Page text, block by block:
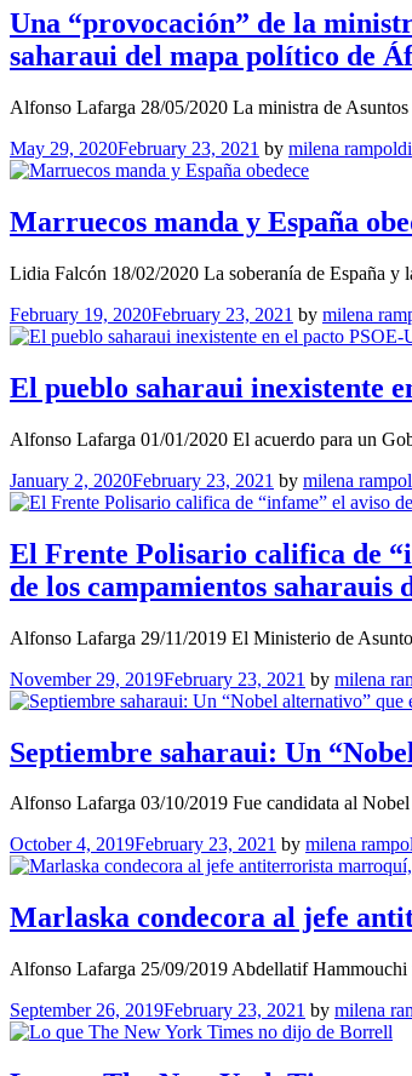
Una “provocación” de la
saharaui del mapa político de
Alfonso Lafarga 28/05/2020 La ministra de
May 29, 2020February 23, 2021 by milena rampoldi
Marruecos manda y España
Lidia Falcón 18/02/2020 La soberanía de España y
February 19, 2020February 23, 2021 by milena
El pueblo saharaui inexistente
Alfonso Lafarga 01/01/2020 El acuerdo para un
January 2, 2020February 23, 2021 by milena
El Frente Polisario califica de
de los campamientos saharauis
Alfonso Lafarga 29/11/2019 El Ministerio de
November 29, 2019February 23, 2021 by milena
Septiembre saharaui: Un
Alfonso Lafarga 03/10/2019 Fue candidata al Nobel
October 4, 2019February 23, 2021 by milena
Marlaska condecora al jefe
Alfonso Lafarga 25/09/2019 Abdellatif Hammouchi
September 26, 2019February 23, 2021 by milena